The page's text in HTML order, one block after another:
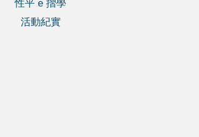
性平 e 摺學
活動紀實